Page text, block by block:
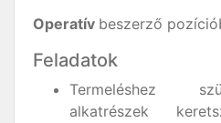
Operatív beszerző
Feladatok
Termeléshez
alkatrészek